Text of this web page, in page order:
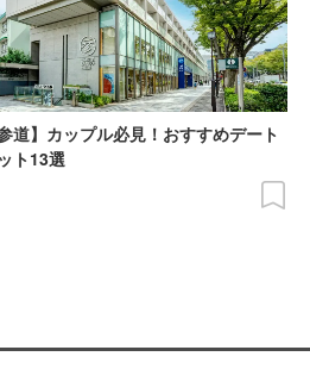
参道】カップル必見！おすすめデート
ト13選